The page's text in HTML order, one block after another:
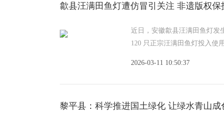
歙县汪满田鱼灯遭仿冒引关注 非遗版权
近日，安徽歙县汪满田鱼灯发
120 只正宗汪满田鱼灯投入使
2026-03-11 10:50:37
黎平县：科学推进国土绿化 让绿水青山成